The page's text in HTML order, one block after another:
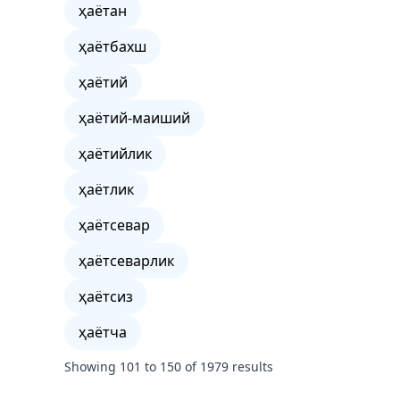
ҳаётан
ҳаётбахш
ҳаётий
ҳаётий-маиший
ҳаётийлик
ҳаётлик
ҳаётсевар
ҳаётсеварлик
ҳаётсиз
ҳаётча
Showing 101 to 150 of 1979 results